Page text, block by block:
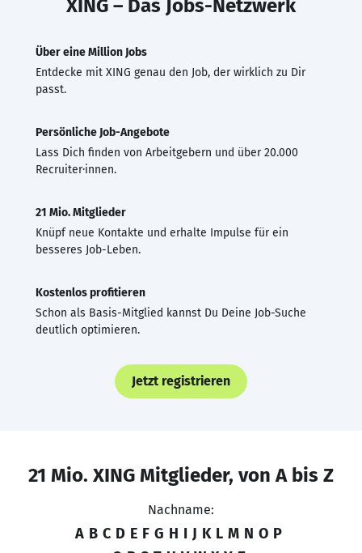
XING – Das Jobs-Netzwerk
Über eine Million Jobs
Entdecke mit XING genau den Job, der wirklich zu Dir
passt.
Persönliche Job-Angebote
Lass Dich finden von Arbeitgebern und über 20.000
Recruiter·innen.
21 Mio. Mitglieder
Knüpf neue Kontakte und erhalte Impulse für ein
besseres Job-Leben.
Kostenlos profitieren
Schon als Basis-Mitglied kannst Du Deine Job-Suche
deutlich optimieren.
Jetzt registrieren
21 Mio. XING Mitglieder, von A bis Z
Nachname:
A B C D E F G H I J K L M N O P